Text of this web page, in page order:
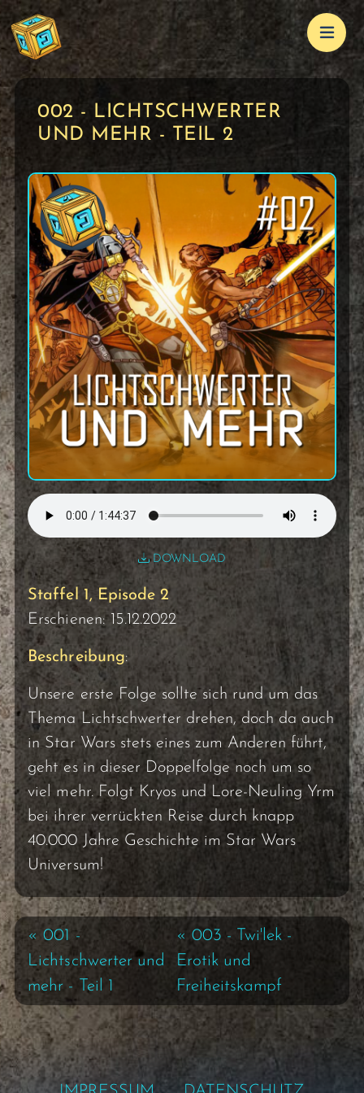
002 - LICHTSCHWERTER
UND MEHR - TEIL 2
DOWNLOAD
Staffel 1, Episode 2
Erschienen: 15.12.2022
Beschreibung:
Unsere erste Folge sollte sich rund um das
Thema Lichtschwerter drehen, doch da auch
in Star Wars stets eines zum Anderen führt,
geht es in dieser Doppelfolge noch um so
viel mehr. Folgt Kryos und Lore-Neuling Yrm
bei ihrer verrückten Reise durch knapp
40.000 Jahre Geschichte im Star Wars
Universum!
« 001 -
Lichtschwerter und
mehr - Teil 1
« 003 - Twi'lek -
Erotik und
Freiheitskampf